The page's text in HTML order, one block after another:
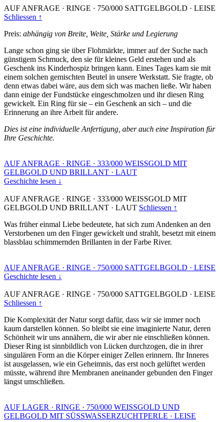
AUF ANFRAGE · RINGE · 750/000 SATTGELBGOLD · LEISE
Schliessen ↑
Preis: abhängig von Breite, Weite, Stärke und Legierung
Lange schon ging sie über Flohmärkte, immer auf der Suche nach
günstigem Schmuck, den sie für kleines Geld erstehen und als
Geschenk ins Kinderhospiz bringen kann. Eines Tages kam sie mit
einem solchen gemischten Beutel in unsere Werkstatt. Sie fragte, ob
denn etwas dabei wäre, aus dem sich was machen ließe. Wir haben
dann einige der Fundstücke eingeschmolzen und ihr diesen Ring
gewickelt. Ein Ring für sie – ein Geschenk an sich – und die
Erinnerung an ihre Arbeit für andere.
Dies ist eine individuelle Anfertigung, aber auch eine Inspiration für
Ihre Geschichte.
AUF ANFRAGE · RINGE · 333/000 WEISSGOLD MIT
GELBGOLD UND BRILLANT · LAUT
Geschichte lesen ↓
AUF ANFRAGE · RINGE · 333/000 WEISSGOLD MIT
GELBGOLD UND BRILLANT · LAUT Schliessen ↑
Was früher einmal Liebe bedeutete, hat sich zum Andenken an den
Verstorbenen um den Finger gewickelt und strahlt, besetzt mit einem
blassblau schimmernden Brillanten in der Farbe River.
AUF ANFRAGE · RINGE · 750/000 SATTGELBGOLD · LEISE
Geschichte lesen ↓
AUF ANFRAGE · RINGE · 750/000 SATTGELBGOLD · LEISE
Schliessen ↑
Die Komplexität der Natur sorgt dafür, dass wir sie immer noch
kaum darstellen können. So bleibt sie eine imaginierte Natur, deren
Schönheit wir uns annähern, die wir aber nie einschließen können.
Dieser Ring ist sinnbildlich von Lücken durchzogen, die in ihrer
singulären Form an die Körper einiger Zellen erinnern. Ihr Inneres
ist ausgelassen, wie ein Geheimnis, das erst noch gelüftet werden
müsste, während ihre Membranen aneinander gebunden den Finger
längst umschließen.
AUF LAGER · RINGE · 750/000 WEISSGOLD UND
GELBGOLD MIT SÜSSWASSERZUCHTPERLE · LEISE